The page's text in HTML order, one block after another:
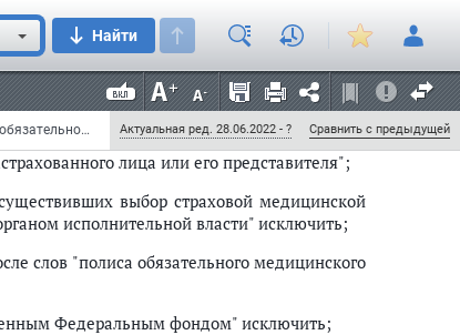
Найти
Федеральный закон от 6 декабря 2021 г. N 405-ФЗ "О внесении изменений в Федеральный закон "Об обязательном медицинском страховании в Российской Федерации" и статью 13.2 Федерального закона "Об актах гражданского состояния" (с изменениями и дополнениями) Актуальная ред. 28.06.2022 - ? Сравнить с предыдущей
лица или его представителя";
выбор страховой медицинской
исполнительной власти" исключить;
слов "полиса обязательного медицинского
Федеральным фондом" исключить;